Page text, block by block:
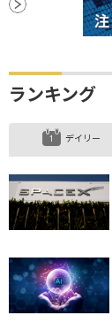
ランキング
デイリー